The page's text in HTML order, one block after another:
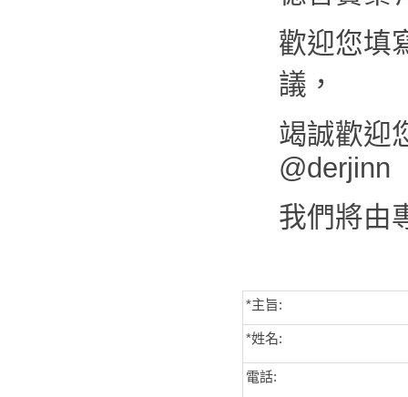
歡迎您填
議，
竭誠歡迎
@derjinn
我們將由
*主旨:
*姓名:
電話: